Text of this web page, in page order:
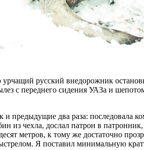
русский внедорожник
с переднего сидения УАЗа и
и предыдущие два раза: последовала
из чехла, дослал патрон в
метров, к тому же достаточно
Я поставил минимальную